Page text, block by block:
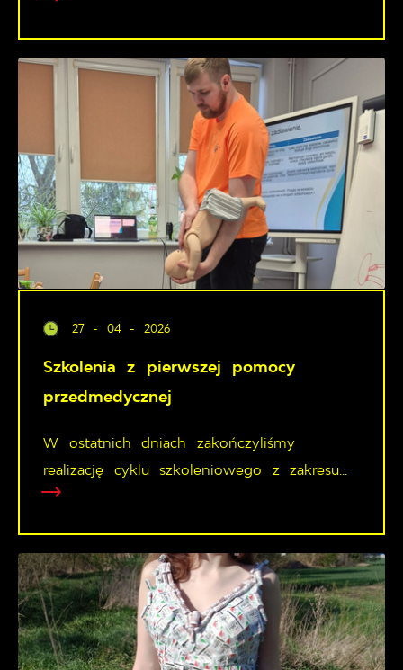
27 - 04 - 2026
Szkolenia z pierwszej pomocy
przedmedycznej
W ostatnich dniach zakończyliśmy
realizację cyklu szkoleniowego z zakresu...